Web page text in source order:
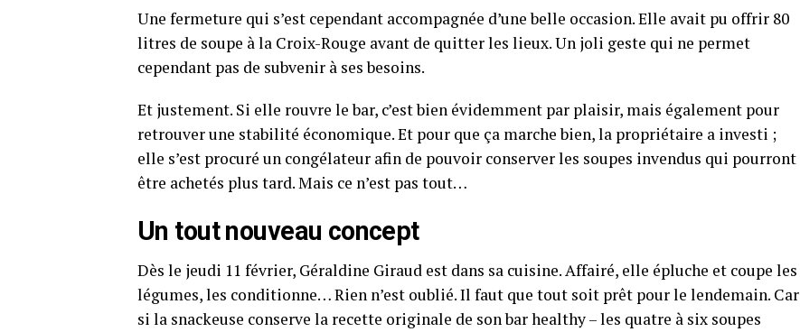
Une fermeture qui s’est cependant accompagnée d’une belle occasion. Elle avait pu offrir 80
litres de soupe à la Croix-Rouge avant de quitter les lieux. Un joli geste qui ne permet
cependant pas de subvenir à ses besoins.
Et justement. Si elle rouvre le bar, c’est bien évidemment par plaisir, mais également pour
retrouver une stabilité économique. Et pour que ça marche bien, la propriétaire a investi ;
elle s’est procuré un congélateur afin de pouvoir conserver les soupes invendus qui pourront
être achetés plus tard. Mais ce n’est pas tout…
Un tout nouveau concept
Dès le jeudi 11 février, Géraldine Giraud est dans sa cuisine. Affairé, elle épluche et coupe les
légumes, les conditionne… Rien n’est oublié. Il faut que tout soit prêt pour le lendemain. Car
si la snackeuse conserve la recette originale de son bar healthy – les quatre à six soupes